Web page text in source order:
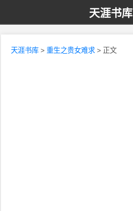
天涯书库
天涯书库 >重生之贵女难求 > 正文